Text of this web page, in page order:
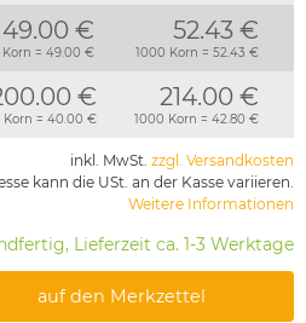
49.00 €
Korn = 49.00 €
52.43 €
1000 Korn = 52.43 €
€
Korn = 40.00 €
214.00 €
1000 Korn = 42.80 €
inkl. MwSt. zzgl. Versandkosten
kann die USt. an der Kasse variieren.
Weitere Informationen
Lieferzeit ca. 1-3 Werktage
auf den Merkzettel